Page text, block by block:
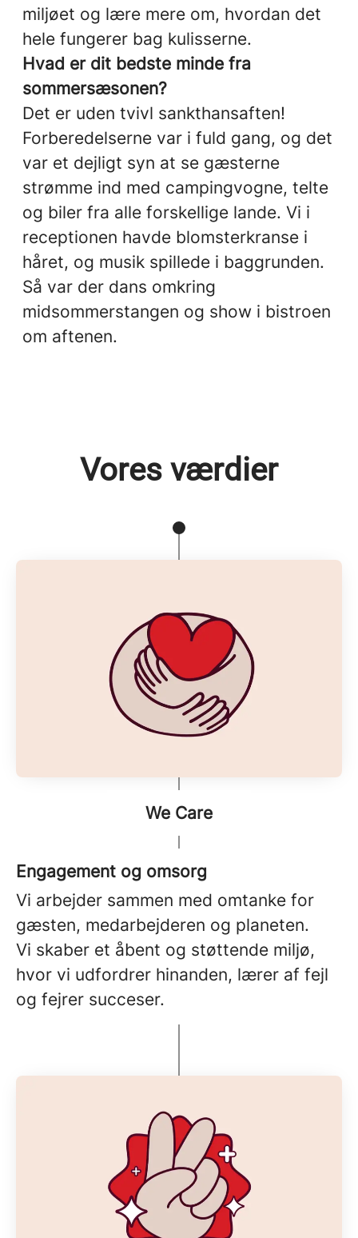
miljøet og lære mere om, hvordan det
hele fungerer bag kulisserne.
Hvad er dit bedste minde fra
sommersæsonen?
Det er uden tvivl sankthansaften!
Forberedelserne var i fuld gang, og det
var et dejligt syn at se gæsterne
strømme ind med campingvogne, telte
og biler fra alle forskellige lande. Vi i
receptionen havde blomsterkranse i
håret, og musik spillede i baggrunden.
Så var der dans omkring
midsommerstangen og show i bistroen
om aftenen.
Vores værdier
We Care
Engagement og omsorg
Vi arbejder sammen med omtanke for
gæsten, medarbejderen og planeten.
Vi skaber et åbent og støttende miljø,
hvor vi udfordrer hinanden, lærer af fejl
og fejrer succeser.